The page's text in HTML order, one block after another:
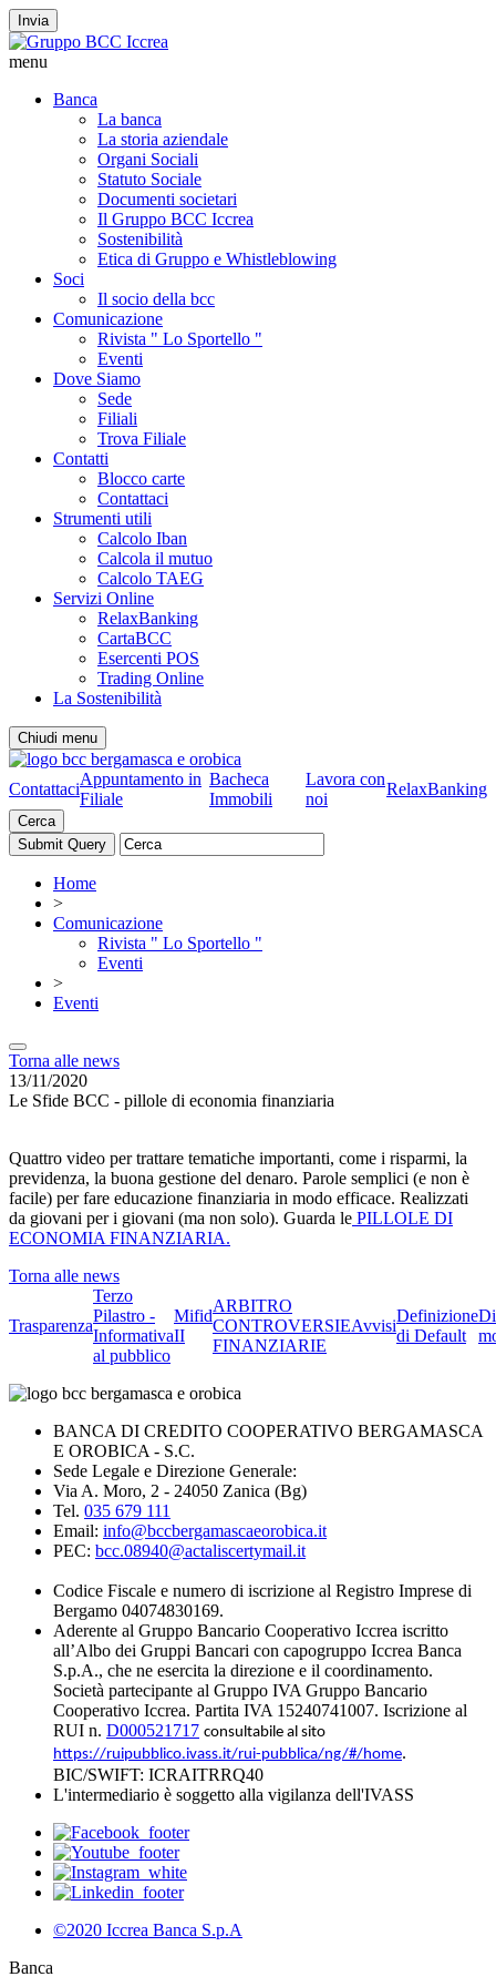
Invia
menu
Banca
La banca
La storia aziendale
Organi Sociali
Statuto Sociale
Documenti societari
Il Gruppo BCC Iccrea
Sostenibilità
Etica di Gruppo e Whistleblowing
Soci
Il socio della bcc
Comunicazione
Rivista " Lo Sportello "
Eventi
Dove Siamo
Sede
Filiali
Trova Filiale
Contatti
Blocco carte
Contattaci
Strumenti utili
Calcolo Iban
Calcola il mutuo
Calcolo TAEG
Servizi Online
RelaxBanking
CartaBCC
Esercenti POS
Trading Online
La Sostenibilità
Chiudi menu
Contattaci
Appuntamento in
Filiale
Bacheca
Immobili
Lavora con
noi
RelaxBanking
Cerca
Home
>
Comunicazione
Rivista " Lo Sportello "
Eventi
>
Eventi
Torna alle news
13/11/2020
Le Sfide BCC - pillole di economia finanziaria
Quattro video per trattare tematiche importanti, come i risparmi, la
previdenza, la buona gestione del denaro. Parole semplici (e non è
facile) per fare educazione finanziaria in modo efficace. Realizzati
da giovani per i giovani (ma non solo). Guarda le PILLOLE DI
ECONOMIA FINANZIARIA.
Torna alle news
Trasparenza
Terzo
Pilastro -
Informativa
al pubblico
Mifid
II
ARBITRO
CONTROVERSIE
FINANZIARIE
Avvisi
Definizione
di Default
BANCA DI CREDITO COOPERATIVO BERGAMASCA
E OROBICA - S.C.
Sede Legale e Direzione Generale:
Via A. Moro, 2 - 24050 Zanica (Bg)
Tel. 035 679 111
Email: info@bccbergamascaeorobica.it
PEC: bcc.08940@actaliscertymail.it
Codice Fiscale e numero di iscrizione al Registro Imprese di
Bergamo 04074830169.
Aderente al Gruppo Bancario Cooperativo Iccrea iscritto
all’Albo dei Gruppi Bancari con capogruppo Iccrea Banca
S.p.A., che ne esercita la direzione e il coordinamento.
Società partecipante al Gruppo IVA Gruppo Bancario
Cooperativo Iccrea. Partita IVA 15240741007. Iscrizione al
RUI n. D000521717 consultabile al sito
https://ruipubblico.ivass.it/rui-pubblica/ng/#/home.
BIC/SWIFT: ICRAITRRQ40
L'intermediario è soggetto alla vigilanza dell'IVASS
©2020 Iccrea Banca S.p.A
Banca